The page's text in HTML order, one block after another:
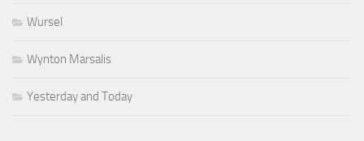
Wursel
Wynton Marsalis
Yesterday and Today